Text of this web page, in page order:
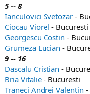
5 -- 8
Ianculovici Svetozar -
Ciocau Viorel - Bucuresti
Georgescu Costin -
Grumeza Lucian -
9 -- 16
Dascalu Cristian -
Bria Vitalie - Bucuresti
Traneci Andrei Valentin -